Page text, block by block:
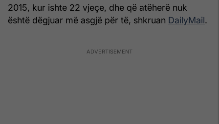
2015, kur ishte 22 vjeçe, dhe që atëherë nuk
është dëgjuar më asgjë për të, shkruan DailyMail.